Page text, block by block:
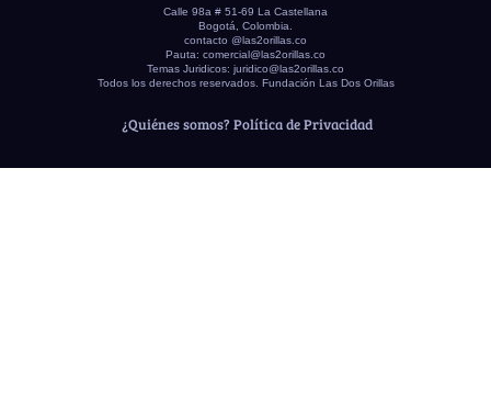
Calle 98a # 51-69 La Castellana
Bogotá, Colombia.
contacto @las2orillas.co
Pauta: comercial@las2orillas.co
Temas Juridicos: juridico@las2orillas.co
Todos los derechos reservados. Fundación Las Dos Orillas
¿Quiénes somos? Política de Privacidad